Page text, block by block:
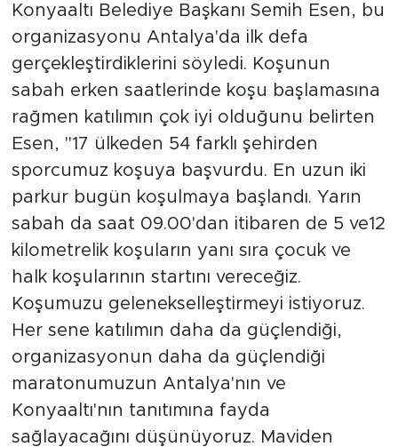
Konyaaltı Belediye Başkanı Semih Esen, bu
organizasyonu Antalya'da ilk defa
gerçekleştirdiklerini söyledi. Koşunun
sabah erken saatlerinde koşu başlamasına
rağmen katılımın çok iyi olduğunu belirten
Esen, "17 ülkeden 54 farklı şehirden
sporcumuz koşuya başvurdu. En uzun iki
parkur bugün koşulmaya başlandı. Yarın
sabah da saat 09.00'dan itibaren de 5 ve12
kilometrelik koşuların yanı sıra çocuk ve
halk koşularının startını vereceğiz.
Koşumuzu gelenekselleştirmeyi istiyoruz.
Her sene katılımın daha da güçlendiği,
organizasyonun daha da güçlendiği
maratonumuzun Antalya'nın ve
Konyaaltı'nın tanıtımına fayda
sağlayacağını düşünüyoruz. Maviden